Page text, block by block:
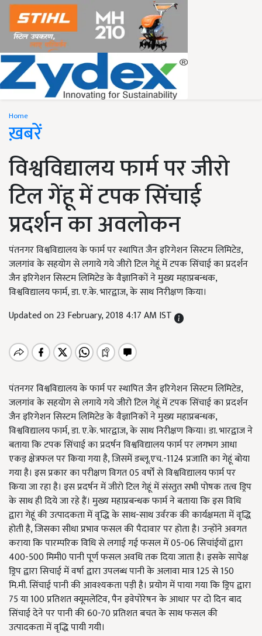
Home
ख़बरें
विश्वविद्यालय फार्म पर जीरो
टिल गेंहू में टपक सिंचाई
प्रदर्शन का अवलोकन
पंतनगर विश्वविद्यालय के फार्म पर स्थापित जैन इरिगेशन सिस्टम लिमिटेड,
जलगांव के सहयोग से लगाये गये जीरो टिल गेहूं में टपक सिंचाई का प्रदर्शन
जैन इरिगेशन सिस्टम लिमिटेड के वैज्ञानिकों ने मुख्य महाप्रबन्धक,
विश्वविद्यालय फार्म, डा. ए.के. भारद्वाज, के साथ निरीक्षण किया।
Updated on 23 February, 2018 4:17 AM IST
पंतनगर विश्वविद्यालय के फार्म पर स्थापित जैन इरिगेशन सिस्टम लिमिटेड,
जलगांव के सहयोग से लगाये गये जीरो टिल गेहूं में टपक सिंचाई का प्रदर्शन
जैन इरिगेशन सिस्टम लिमिटेड के वैज्ञानिकों ने मुख्य महाप्रबन्धक,
विश्वविद्यालय फार्म, डा. ए.के. भारद्वाज, के साथ निरीक्षण किया। डा. भारद्वाज ने
बताया कि टपक सिंचाई का प्रदर्षन विश्वविद्यालय फार्म पर लगभग आधा
एकड़ क्षेत्रफल पर किया गया है, जिसमें डब्लू.एच.-1124 प्रजाति का गेहूं बोया
गया है। इस प्रकार का परीक्षण विगत 05 वर्षों से विश्वविद्यालय फार्म पर
किया जा रहा है। इस प्रदर्षन में जीरो टिल गेहूं में संस्तुत सभी पोषक तत्व ड्रिप
के साथ ही दिये जा रहे हैं। मुख्य महाप्रबन्धक फार्म ने बताया कि इस विधि
द्वारा गेहूं की उत्पादकता में वृद्धि के साथ-साथ उर्वरक की कार्यक्षमता में वृद्धि
होती है, जिसका सीधा प्रभाव फसल की पैदावार पर होता है। उन्होंने अवगत
कराया कि पारम्परिक विधि से लगाई गई फसल में 05-06 सिचांईयों द्वारा
400-500 मिमी0 पानी पूर्ण फसल अवधि तक दिया जाता है। इसके सापेक्ष
ड्रिप द्वारा सिचाई में वर्षा द्वारा उपलब्ध पानी के अलावा मात्र 125 से 150
मि.मी. सिंचाई पानी की आवश्यकता पड़ी है। प्रयोग में पाया गया कि ड्रिप द्वारा
75 या 100 प्रतिशत क्यूमलेटिव, पैन इवेपोरेषन के आधार पर दो दिन बाद
सिंचाई देने पर पानी की 60-70 प्रतिशत बचत के साथ फसल की
उत्पादकता में वृद्धि पायी गयी।